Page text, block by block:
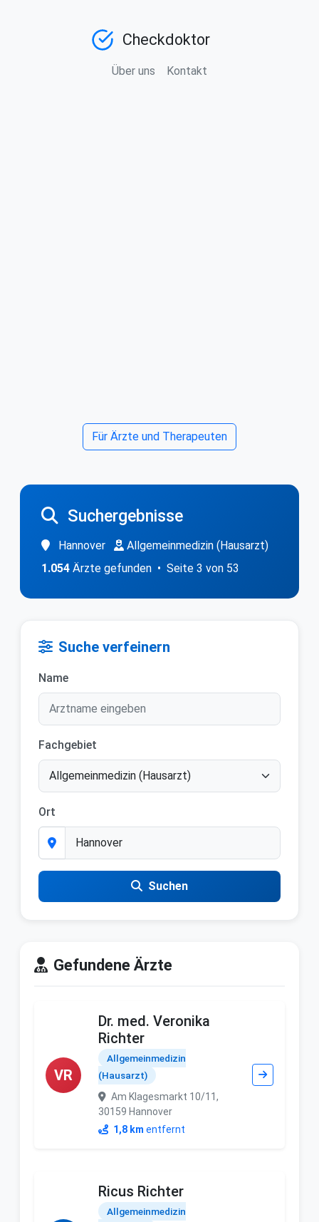
Checkdoktor
Über uns Kontakt
Für Ärzte und Therapeuten
Suchergebnisse
Hannover
Allgemeinmedizin (Hausarzt)
1.054 Ärzte gefunden • Seite 3 von 53
Suche verfeinern
Name
Fachgebiet
Ort
Suchen
Gefundene Ärzte
VR
Dr. med. Veronika
Richter
Allgemeinmedizin
(Hausarzt)
Am Klagesmarkt 10/11,
30159 Hannover
1,8 km entfernt
Ricus Richter
Allgemeinmedizin